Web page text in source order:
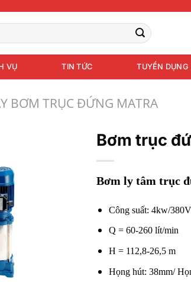
VỤ TIN TỨC TUYỂN DỤNG
BƠM TRỤC ĐỨNG MATRA
Bơm trục
Bơm ly tâm trục
Công suất: 4kw/380V
Q = 60-260 lít/min
H = 112,8-26,5 m
Họng hút: 38mm/